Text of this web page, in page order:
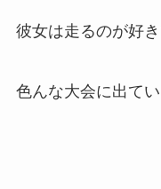
彼女は走るのが好
色んな大会に出て